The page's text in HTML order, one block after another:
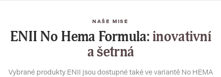
NAŠE MISE
ENII No Hema Formula:inovativní
a šetrná
Vybrané produkty ENII jsou dostupné také ve variantě No HEMA